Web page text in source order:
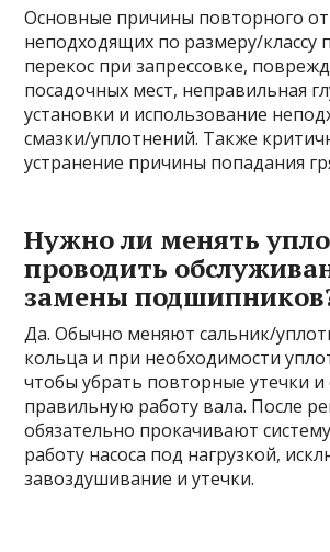
Основные причины повторного
неподходящих по размеру/классу
перекос при запрессовке,
посадочных мест, неправильная
установки и использование
смазки/уплотнений. Также
устранение причины попадания
Нужно ли менять
проводить
замены
Да. Обычно меняют сальник/
кольца и при необходимости
чтобы убрать повторные утечки и
правильную работу вала. После
обязательно прокачивают
работу насоса под нагрузкой,
завоздушивание и утечки.